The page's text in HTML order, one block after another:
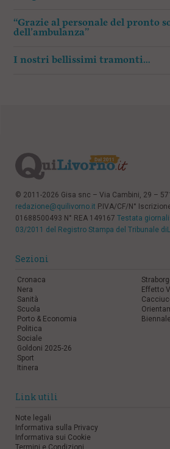
“Grazie al personale del pronto
dell’ambulanza”
I nostri bellissimi tramonti…
© 2011-2026 Gisa snc – Via Cambini, 29 –
redazione@quilivorno.it P.IVA/CF/N°
01688500493 N° REA 149167 Testata
03/2011 del Registro Stampa del Tribunale
Sezioni
Cronaca
Nera
Sanità
Scuola
Porto & Economia
Politica
Sociale
Goldoni 2025-26
Sport
Itinera
Effetto
Link utili
Note legali
Informativa sulla Privacy
Informativa sui Cookie
Termini e Condizioni